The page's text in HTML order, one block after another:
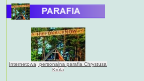
Internetowa, personalna parafia Chrystusa
Króla